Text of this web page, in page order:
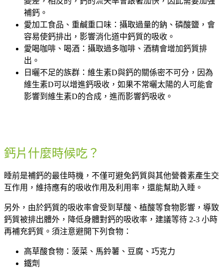
補鈣。
愛加工食品、重鹹重口味：攝取過量的鈉、磷酸鹽，會
容易使鈣排出，影響消化道中鈣質的吸收。
愛喝咖啡、喝酒：攝取過多咖啡、酒精會增加鈣質排
出。
日曬不足的族群：維生素D與鈣的關係密不可分，因為
維生素D可以增進鈣吸收，如果不常曬太陽的人可能會
影響到維生素D的合成，進而影響鈣吸收。
鈣片什麼時候吃？
睡前是補鈣的最佳時機，不僅可避免鈣質與其他營養素產生交
互作用，維持應有的吸收作用及利用率，還能幫助入睡。
另外，由於鈣質的吸收率會受到草酸、植酸等食物影響，導致
鈣質被排出體外，降低身體對鈣的吸收率，建議等待 2-3 小時
再補充鈣質。須注意避開下列食物：
高草酸食物：菠菜、馬鈴薯、豆腐、巧克力
鐵劑